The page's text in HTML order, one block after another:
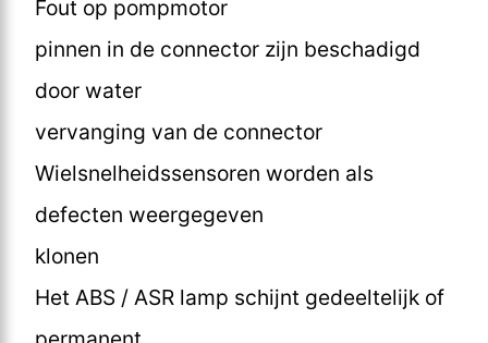
Fout op pompmotor
pinnen in de connector zijn beschadigd
door water
vervanging van de connector
Wielsnelheidssensoren worden als
defecten weergegeven
klonen
Het ABS / ASR lamp schijnt gedeeltelijk of